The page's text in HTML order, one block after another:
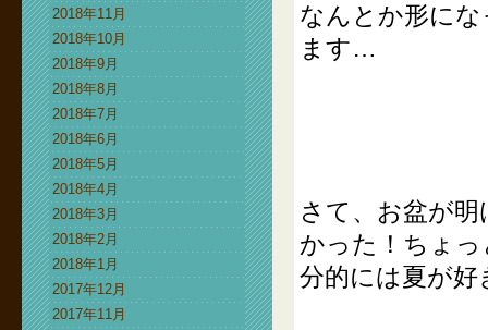
2018年11月
2018年10月
2018年9月
2018年8月
2018年7月
2018年6月
2018年5月
2018年4月
2018年3月
2018年2月
2018年1月
2017年12月
2017年11月
なんとか形に
ます…
さて、お盆が
かった！ちょ
分的には夏が好